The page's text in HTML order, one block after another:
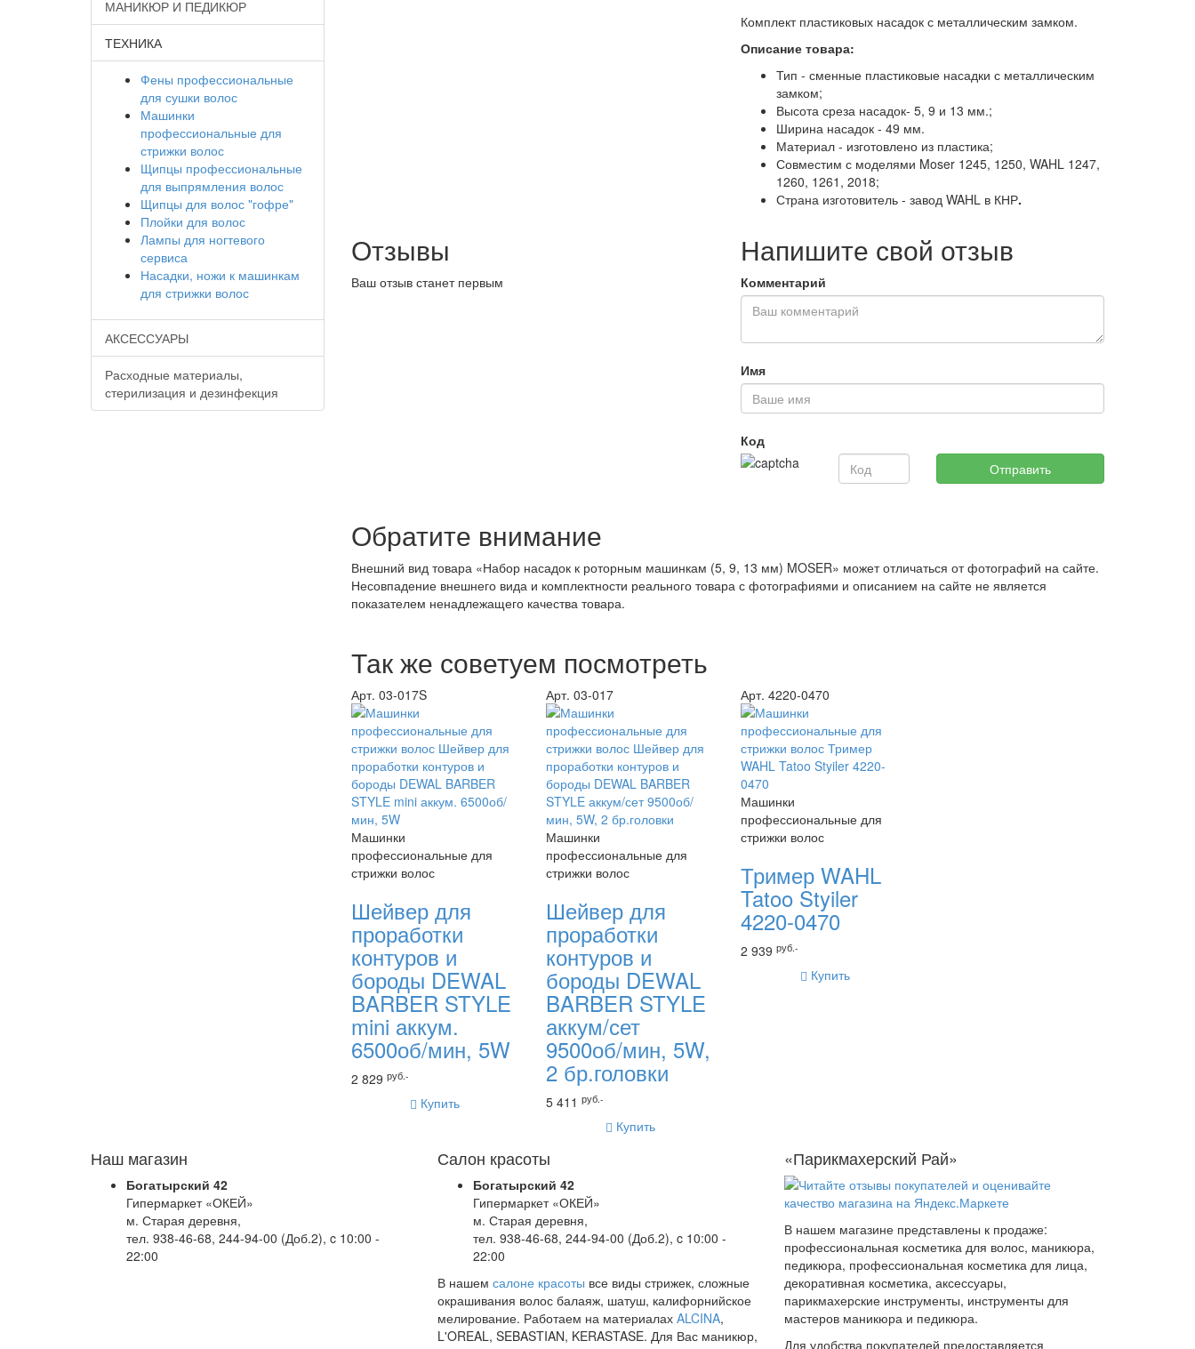
Комплект пластиковых насадок с металлическим замком.
Описание товара:
Тип - сменные пластиковые насадки с металлическим
замком;
Высота среза насадок- 5, 9 и 13 мм.;
Ширина насадок - 49 мм.
Материал - изготовлено из пластика;
Совместим с моделями Moser 1245, 1250, WAHL 1247,
1260, 1261, 2018;
Страна изготовитель - завод WAHL в КНР.
Отзывы
Ваш отзыв станет первым
Напишите свой отзыв
Комментарий
Имя
Код
Обратите внимание
Внешний вид товара «Набор насадок к роторным машинкам (5, 9, 13 мм) MOSER» может отличаться от фотографий на сайте.
Несовпадение внешнего вида и комплектности реального товара с фотографиями и описанием на сайте не является
показателем ненадлежащего качества товара.
Так же советуем посмотреть
Арт. 03-017S
Машинки
профессиональные для
стрижки волос
Шейвер для
проработки
контуров и
бороды DEWAL
BARBER STYLE
mini аккум.
6500об/мин, 5W
2 829 руб.-
Купить
Арт. 03-017
Машинки
профессиональные для
стрижки волос
Шейвер для
проработки
контуров и
бороды DEWAL
BARBER STYLE
аккум/сет
9500об/мин, 5W,
2 бр.головки
5 411 руб.-
Купить
Арт. 4220-0470
Машинки
профессиональные для
стрижки волос
Тример WAHL
Tatoo Styiler
4220-0470
2 939руб.-
Купить
МАНИКЮР И ПЕДИКЮР
ТЕХНИКА
Фены профессиональные
для сушки волос
Машинки
профессиональные для
стрижки волос
Щипцы профессиональные
для выпрямления волос
Щипцы для волос "гофре"
Плойки для волос
Лампы для ногтевого
сервиса
Насадки, ножи к машинкам
для стрижки волос
АКСЕССУАРЫ
Расходные материалы,
стерилизация и дезинфекция
Наш магазин
Богатырский 42
Гипермаркет «ОКЕЙ»
м. Старая деревня,
тел. 938-46-68, 244-94-00 (Доб.2), c 10:00 -
22:00
Салон красоты
Богатырский 42
Гипермаркет «ОКЕЙ»
м. Старая деревня,
тел. 938-46-68, 244-94-00 (Доб.2), c 10:00 -
22:00
В нашем салоне красоты все виды стрижек, сложные
окрашивания волос балаяж, шатуш, калифорнийское
мелирование. Работаем на материалах ALCINA,
L'OREAL, SEBASTIAN, KERASTASE. Для Вас маникюр,
«Парикмахерский Рай»
В нашем магазине представлены к продаже:
профессиональная косметика для волос, маникюра,
педикюра, профессиональная косметика для лица,
декоративная косметика, аксессуары,
парикмахерские инструменты, инструменты для
мастеров маникюра и педикюра.
Для удобства покупателей предоставляется